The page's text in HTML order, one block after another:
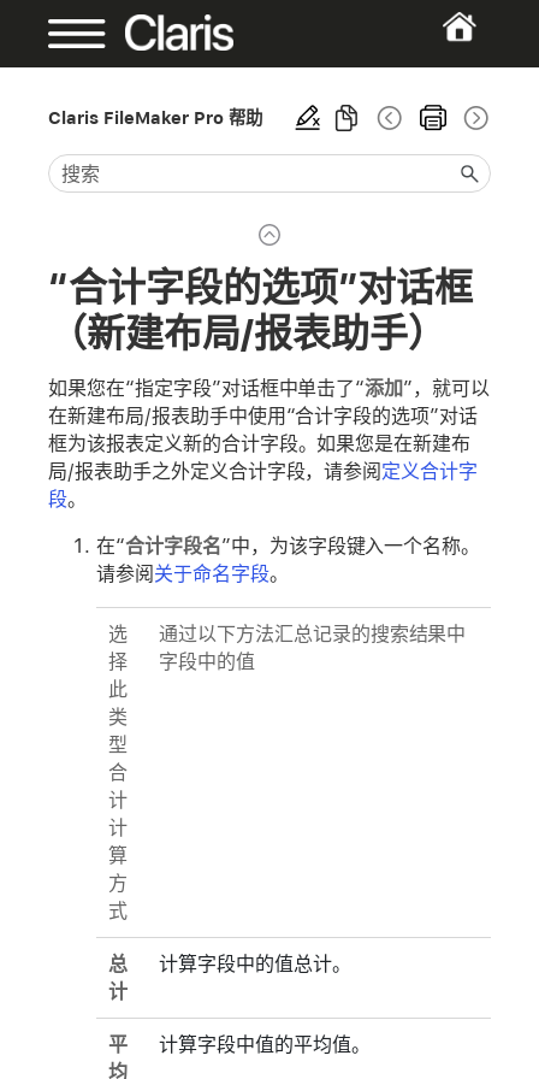
Claris FileMaker Pro 帮助
“合计字段的选项”对话框
（新建布局/报表助手）
如果您在“指定字段”对话框中单击了“添加”，就可以
在新建布局/报表助手中使用“合计字段的选项”对话
框为该报表定义新的合计字段。如果您是在新建布
局/报表助手之外定义合计字段，请参阅定义合计字
段。
在“合计字段名”中，为该字段键入一个名称。
请参阅关于命名字段。
选
择
此
类
型
合
计
计
算
方
式
通过以下方法汇总记录的搜索结果中
字段中的值
总
计
计算字段中的值总计。
平
均
计算字段中值的平均值。